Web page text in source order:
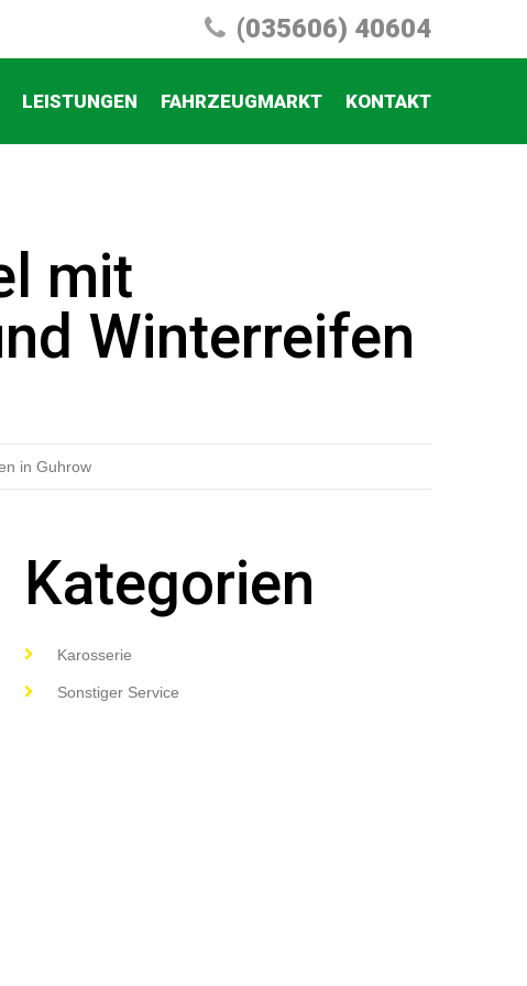
(035606) 40604
LEISTUNGEN FAHRZEUGMARKT KONTAKT
mit
Winterreifen
in Guhrow
Kategorien
Karosserie
Sonstiger Service